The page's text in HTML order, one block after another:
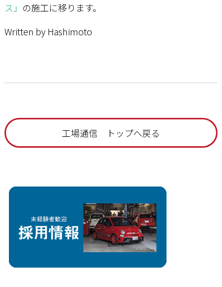
ス」 の施工に移ります。
Written by Hashimoto
工場通信 トップへ戻る